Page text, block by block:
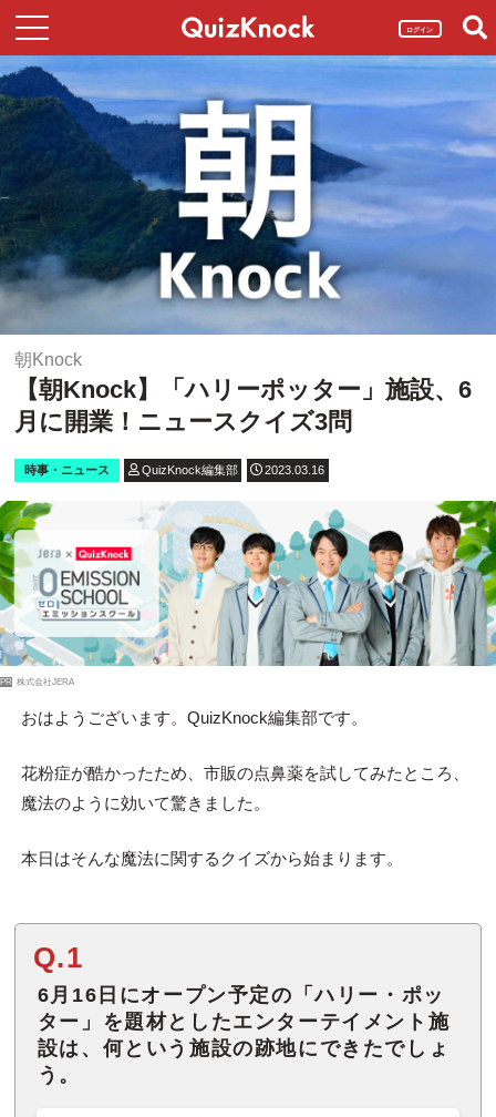
ログイン
朝Knock
【朝Knock】「ハリーポッター」施設、6
月に開業！ニュースクイズ3問
時事・ニュース QuizKnock編集部 2023.03.16
PR 株式会社JERA
おはようございます。QuizKnock編集部です。
花粉症が酷かったため、市販の点鼻薬を試してみたところ、
魔法のように効いて驚きました。
本日はそんな魔法に関するクイズから始まります。
Q.1
6月16日にオープン予定の「ハリー・ポッ
ター」を題材としたエンターテイメント施
設は、何という施設の跡地にできたでしょ
う。